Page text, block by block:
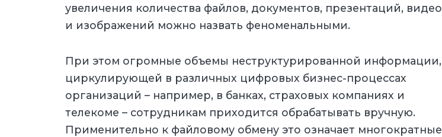
увеличения количества файлов, документов, презентаций, видео
и изображений можно назвать феноменальными.
При этом огромные объемы неструктурированной информации,
циркулирующей в различных цифровых бизнес-процессах
организаций – например, в банках, страховых компаниях и
телекоме – сотрудникам приходится обрабатывать вручную.
Применительно к файловому обмену это означает многократные